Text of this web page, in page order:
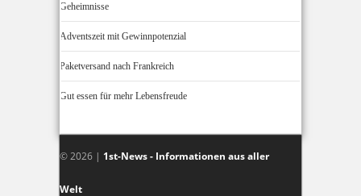
Geheimnisse
Adventszeit mit Gewinnpotenzial
Paketversand nach Frankreich
Gut essen für mehr Lebensfreude
© 2026 | 1st-News - Informationen aus aller
Welt